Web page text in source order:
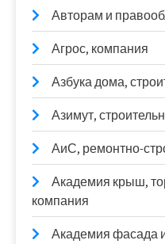
Авторам и
Агрос, компания
Азбука дома,
Азимут,
АиС, ремонтно-
Академия крыш,
компания
Академия фасада